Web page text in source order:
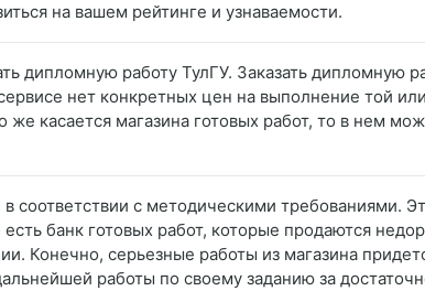
на вашем рейтинге и узнаваемости.
дипломную работу ТулГУ. Заказать дипломную
нет конкретных цен на выполнение той
касается магазина готовых работ, то в нем
с методическими требованиями.
банк готовых работ, которые продаются
Конечно, серьезные работы из магазина
работы по своему заданию за